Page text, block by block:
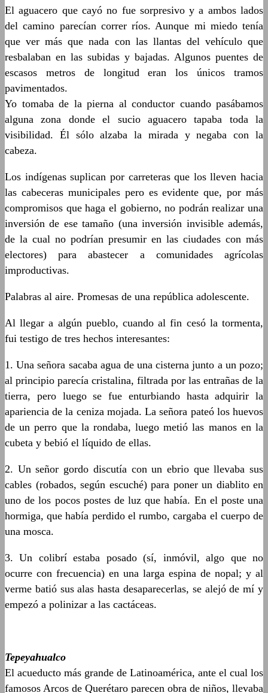
El aguacero que cayó no fue sorpresivo y a ambos lados
del camino parecían correr ríos. Aunque mi miedo tenía
que ver más que nada con las llantas del vehículo que
resbalaban en las subidas y bajadas. Algunos puentes de
escasos metros de longitud eran los únicos tramos
pavimentados.
Yo tomaba de la pierna al conductor cuando pasábamos
alguna zona donde el sucio aguacero tapaba toda la
visibilidad. Él sólo alzaba la mirada y negaba con la
cabeza.
Los indígenas suplican por carreteras que los lleven hacia
las cabeceras municipales pero es evidente que, por más
compromisos que haga el gobierno, no podrán realizar una
inversión de ese tamaño (una inversión invisible además,
de la cual no podrían presumir en las ciudades con más
electores) para abastecer a comunidades agrícolas
improductivas.
Palabras al aire. Promesas de una república adolescente.
Al llegar a algún pueblo, cuando al fin cesó la tormenta,
fui testigo de tres hechos interesantes:
1. Una señora sacaba agua de una cisterna junto a un pozo;
al principio parecía cristalina, filtrada por las entrañas de la
tierra, pero luego se fue enturbiando hasta adquirir la
apariencia de la ceniza mojada. La señora pateó los huevos
de un perro que la rondaba, luego metió las manos en la
cubeta y bebió el líquido de ellas.
2. Un señor gordo discutía con un ebrio que llevaba sus
cables (robados, según escuché) para poner un diablito en
uno de los pocos postes de luz que había. En el poste una
hormiga, que había perdido el rumbo, cargaba el cuerpo de
una mosca.
3. Un colibrí estaba posado (sí, inmóvil, algo que no
ocurre con frecuencia) en una larga espina de nopal; y al
verme batió sus alas hasta desaparecerlas, se alejó de mí y
empezó a polinizar a las cactáceas.
Tepeyahualco
El acueducto más grande de Latinoamérica, ante el cual los
famosos Arcos de Querétaro parecen obra de niños, llevaba